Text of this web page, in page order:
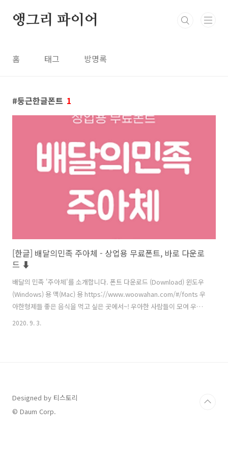
앵그리 파이어
홈 태그 방명록
둥근한글폰트 1
[한글] 배달의민족 주아체 - 상업용 무료폰트, 바로 다운로
드 ⬇︎
배달의 민족 '주아체'를 소개합니다. 폰트 다운로드 (Download) 윈도우
(Windows) 용 맥(Mac) 용 https://www.woowahan.com/#/fonts 우
아한형제들 좋은 음식을 먹고 싶은 곳에서~! 우아한 사람들이 모여 우와
하게 일하는 '우아한형제들'입니다. www.woowahan.com
2020. 9. 3.
Designed by 티스토리
© Daum Corp.